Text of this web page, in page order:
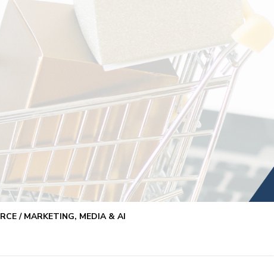
/ MARKETING, MEDIA & AI